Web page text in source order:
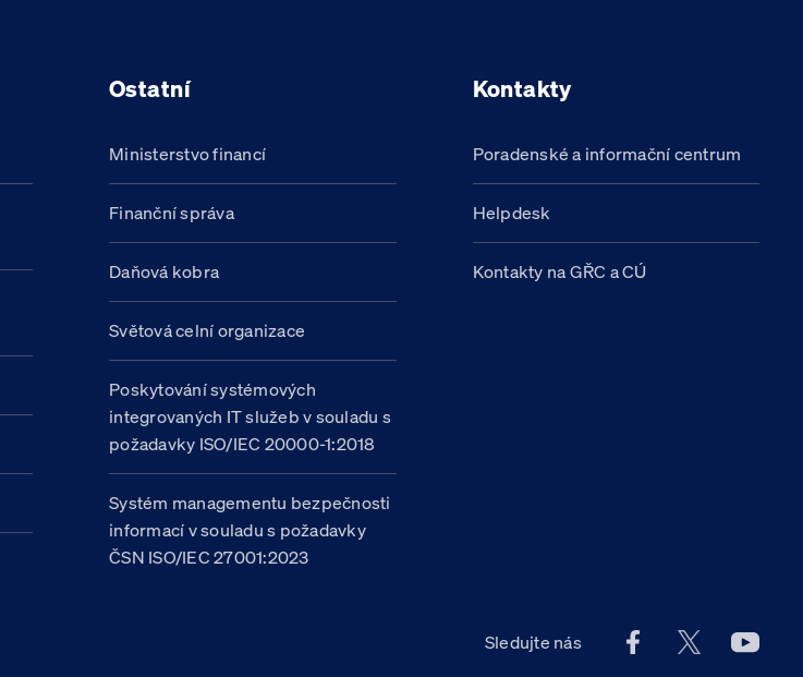
Ostatní
Ministerstvo financí
Finanční správa
Daňová kobra
Světová celní organizace
Poskytování systémových
integrovaných IT služeb v souladu s
požadavky ISO/IEC 20000-1:2018
Systém managementu bezpečnosti
informací v souladu s požadavky
ČSN ISO/IEC 27001:2023
Kontakty
Poradenské a informační centrum
Helpdesk
Kontakty na GŘC a CÚ
Sledujte nás Facebook účet
X účet